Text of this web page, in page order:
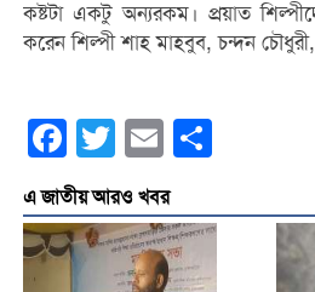
কষ্টটা একটু অন্যরকম। প্রয়াত
করেন শিল্পী শাহ মাহবুব, চন্দন
Facebook
Twitter Email
এ জাতীয় আরও খবর